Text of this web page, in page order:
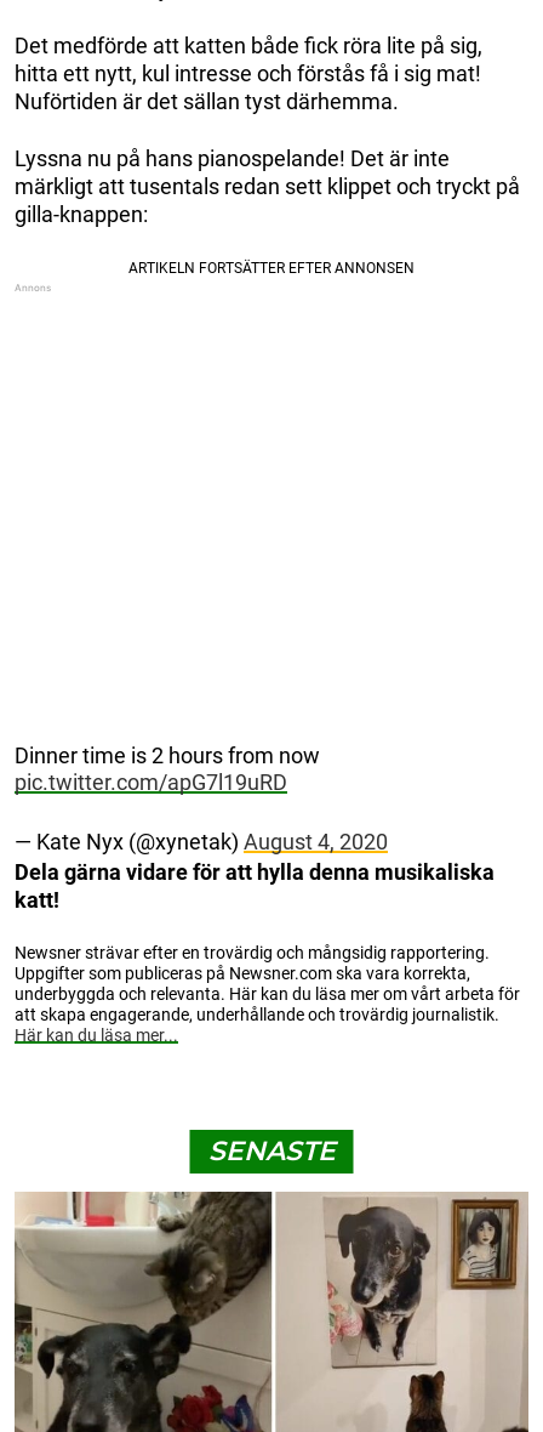
Det medförde att katten både fick röra lite på sig,
hitta ett nytt, kul intresse och förstås få i sig mat!
Nuförtiden är det sällan tyst därhemma.
Lyssna nu på hans pianospelande! Det är inte
märkligt att tusentals redan sett klippet och tryckt på
gilla-knappen:
Dinner time is 2 hours from now
pic.twitter.com/apG7l19uRD
— Kate Nyx (@xynetak) August 4, 2020
Dela gärna vidare för att hylla denna musikaliska
katt!
Newsner strävar efter en trovärdig och mångsidig rapportering.
Uppgifter som publiceras på Newsner.com ska vara korrekta,
underbyggda och relevanta. Här kan du läsa mer om vårt arbeta för
att skapa engagerande, underhållande och trovärdig journalistik.
Här kan du läsa mer...
SENASTE